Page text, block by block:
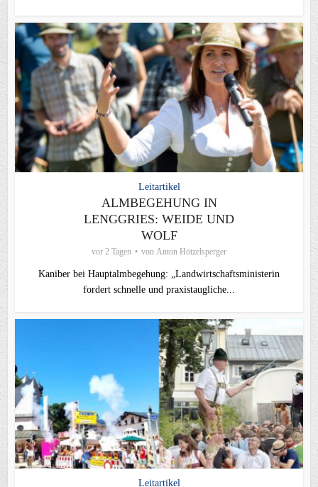
Leitartikel
ALMBEGEHUNG IN
LENGGRIES: WEIDE UND
WOLF
vor 2 Tagen von Anton Hötzelsperger
Kaniber bei Hauptalmbegehung: „Landwirtschaftsministerin
fordert schnelle und praxistaugliche...
Leitartikel